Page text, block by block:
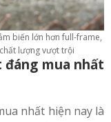
biến lớn hơn full-frame,
lượng vượt trội
đáng mua nhất
nhất hiện nay là